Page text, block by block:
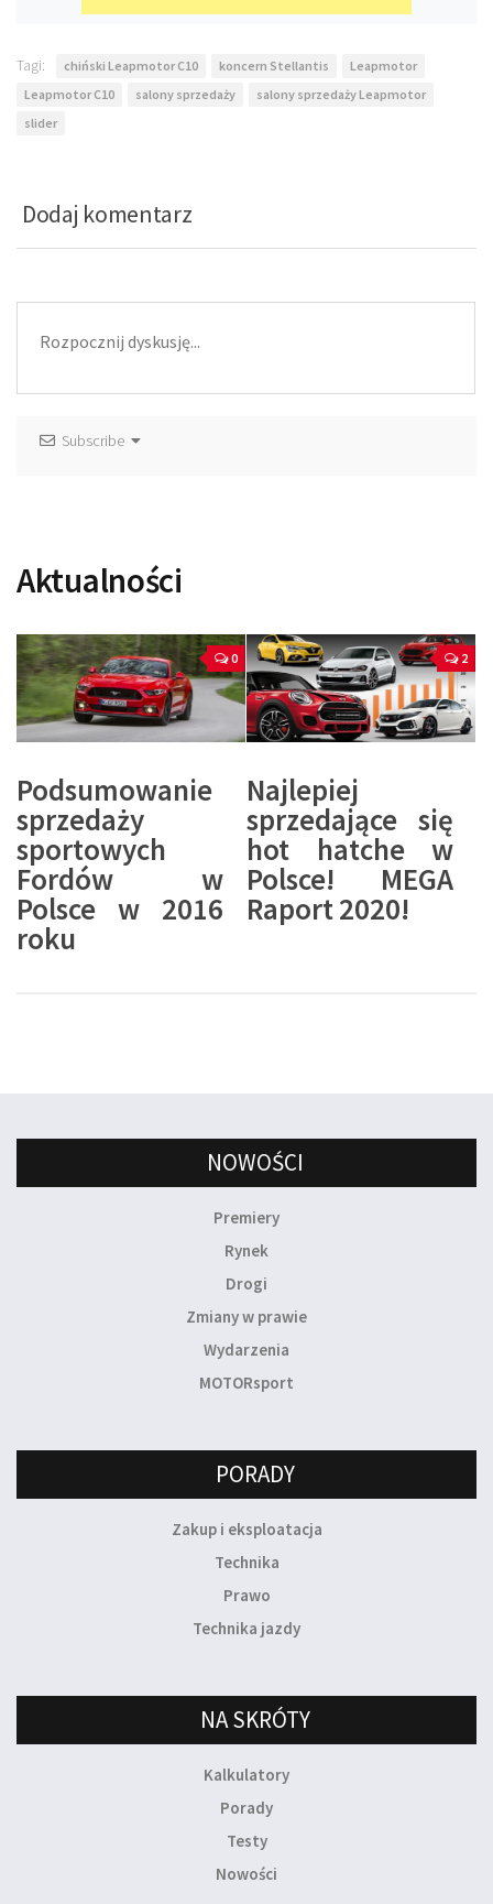
Tagi: chiński Leapmotor C10 koncern Stellantis
Leapmotor
Leapmotor C10
salony sprzedaży
salony sprzedaży Leapmotor
slider
Dodaj komentarz
Subscribe
Aktualności
0
Podsumowanie
sprzedaży
sportowych
Fordów w
Polsce w 2016
roku
2
Najlepiej
sprzedające się
hot hatche w
Polsce! MEGA
Raport 2020!
NOWOŚCI
Premiery
Rynek
Drogi
Zmiany w prawie
Wydarzenia
MOTORsport
PORADY
Zakup i eksploatacja
Technika
Prawo
Technika jazdy
NA SKRÓTY
Kalkulatory
Porady
Testy
Nowości